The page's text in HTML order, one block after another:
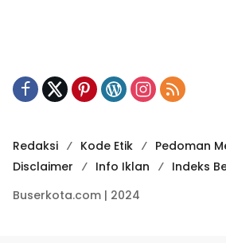
Redaksi Kode Etik
Pedoman
Disclaimer
Info Iklan
Indeks
Buserkota.com | 2024